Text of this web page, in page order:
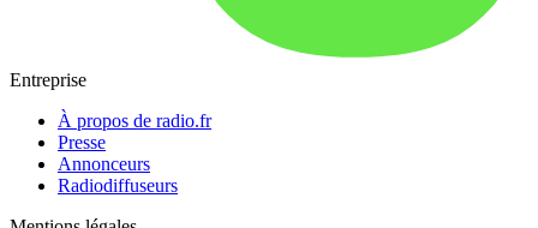
Entreprise
À propos de radio.fr
Presse
Annonceurs
Radiodiffuseurs